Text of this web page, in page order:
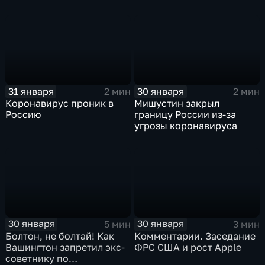
31 января
2 мин
Коронавирус проник в
Россию
30 января
2 мин
Мишустин закрыл
границу России из-за
угрозы коронавируса
30 января
5 мин
Болтон, не болтай! Как
Вашингтон запретил экс-
советнику по
30 января
3 мин
Комментарии. Заседание
ФРС США и рост Apple